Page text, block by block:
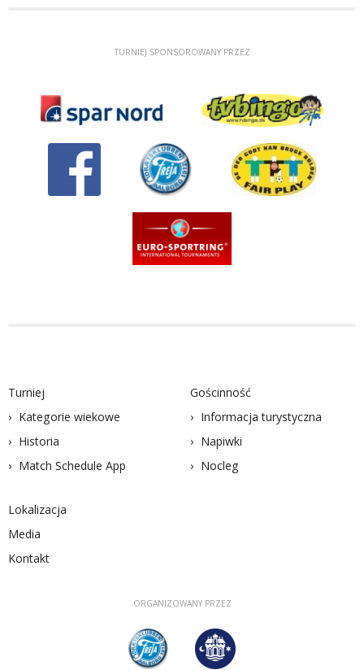
TURNIEJ SPONSOROWANY PRZEZ
Turniej
Kategorie wiekowe
Historia
Match Schedule App
Gościnność
Informacja turystyczna
Napiwki
Nocleg
Lokalizacja
Media
Kontakt
ORGANIZOWANY PRZEZ